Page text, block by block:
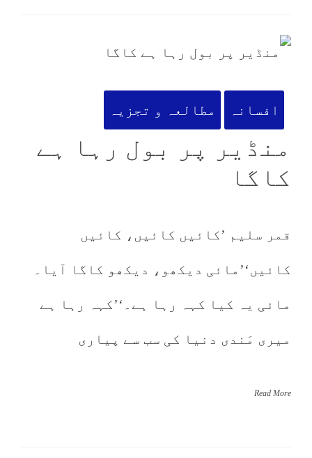
افسانہ مطالعہ و تجزیہ
منڈیر پر بول رہا ہے
کاگا
قمر سلیم ’کائیں کائیں، کائیں
کائیں‘’مائی دیکھو، دیکھو کاگا آیا۔
مائی یہ کیا کہہ رہا ہے۔‘’کہہ رہا ہے
میری مَندی دنیا کی سب سے پیاری
Read More